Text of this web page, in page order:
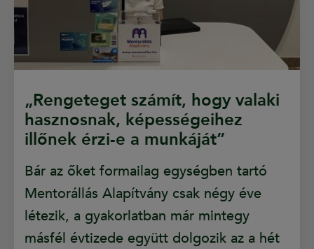
„Rengeteget számít, hogy valaki
hasznosnak, képességeihez
illőnek érzi-e a munkáját”
Bár az őket formailag egységben tartó
Mentorállás Alapítvány csak négy éve
létezik, a gyakorlatban már mintegy
másfél évtizede együtt dolgozik az a hét